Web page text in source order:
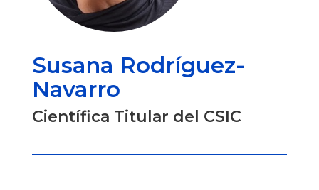
Susana Rodríguez-
Navarro
Científica Titular del CSIC